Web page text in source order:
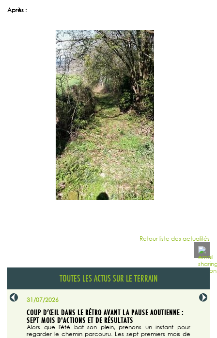
Après :
Retour liste des actualités
TOUTES LES ACTUS SUR LE TERRAIN
31/07/2026
COUP D’ŒIL DANS LE RÉTRO AVANT LA PAUSE AOUTIENNE :
SEPT MOIS D'ACTIONS ET DE RÉSULTATS
Alors que l'été bat son plein, prenons un instant pour
regarder le chemin parcouru. Les sept premiers mois de
29/07/